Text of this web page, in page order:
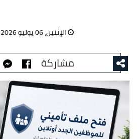
الإثنين، 06 يوليو 2026 12:38 م
مشاركة